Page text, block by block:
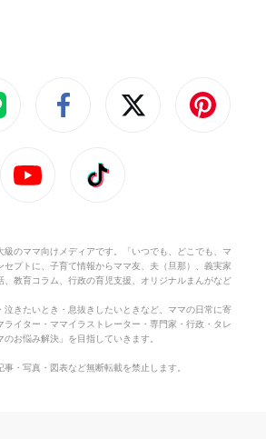
級のママ向けメディアです。「いつでも、どこでも、マ
セプトに、子育て情報からママ友、夫（旦那）、義実家
、教育コラム、行政の育児支援、オリジナルまんがなど
泣きたいとき・息抜きしたいときなど、ママの日常に寄
ライター・ママイラストレーター・専門家・行政・タレ
お悩み解決」を目指していきます。
・写真・図表など無断転載を禁止します。